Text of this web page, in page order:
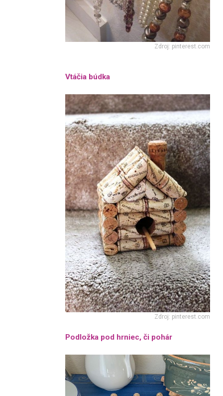
Zdroj: pinterest.com
Vtáčia búdka
Zdroj: pinterest.com
Podložka pod hrniec, či pohár